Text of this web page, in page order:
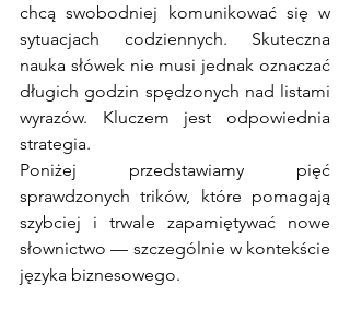
chcą swobodniej komunikować się w
sytuacjach codziennych. Skuteczna
nauka słówek nie musi jednak oznaczać
długich godzin spędzonych nad listami
wyrazów. Kluczem jest odpowiednia
strategia.
Poniżej przedstawiamy pięć
sprawdzonych trików, które pomagają
szybciej i trwale zapamiętywać nowe
słownictwo — szczególnie w kontekście
języka biznesowego.